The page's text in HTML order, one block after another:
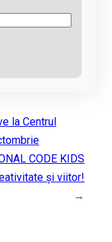
la Centrul
CODE KIDS
și viitor!
→